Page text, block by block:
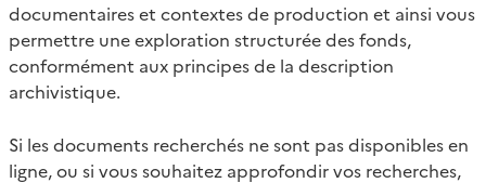
documentaires et contextes de production et ainsi vous
permettre une exploration structurée des fonds,
conformément aux principes de la description
archivistique.
Si les documents recherchés ne sont pas disponibles en
ligne, ou si vous souhaitez approfondir vos recherches,